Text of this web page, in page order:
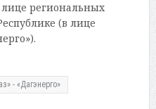
региональных
(в лице
- «Дагэнерго»